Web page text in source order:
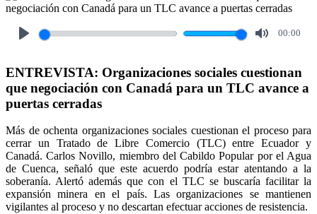
00:00
ENTREVISTA: Organizaciones sociales cuestionan
que negociación con Canadá para un TLC avance a
puertas cerradas
Más de ochenta organizaciones sociales cuestionan el proceso para
cerrar un Tratado de Libre Comercio (TLC) entre Ecuador y
Canadá. Carlos Novillo, miembro del Cabildo Popular por el Agua
de Cuenca, señaló que este acuerdo podría estar atentando a la
soberanía. Alertó además que con el TLC se buscaría facilitar la
expansión minera en el país. Las organizaciones se mantienen
vigilantes al proceso y no descartan efectuar acciones de resistencia.